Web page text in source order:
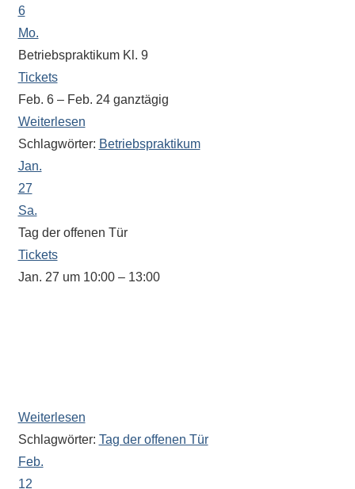
Sollten
Sie
einmal
eine
finden,
stehen
am
Ende
jeder
Seite
verschiedene
Möglichkeiten
6
Mo.
Betriebspraktikum Kl. 9
Tickets
Feb. 6 – Feb. 24 ganztägig
Weiterlesen
Schlagwörter: Betriebspraktikum
Jan.
27
Sa.
Tag der offenen Tür
Tickets
Jan. 27 um 10:00 – 13:00
Weiterlesen
Schlagwörter: Tag der offenen Tür
Feb.
12